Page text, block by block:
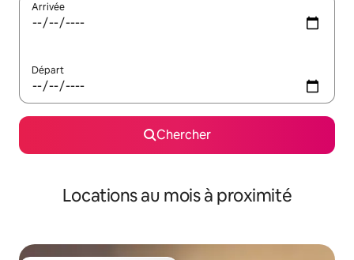
Arrivée
Départ
Chercher
Locations au mois à proximité